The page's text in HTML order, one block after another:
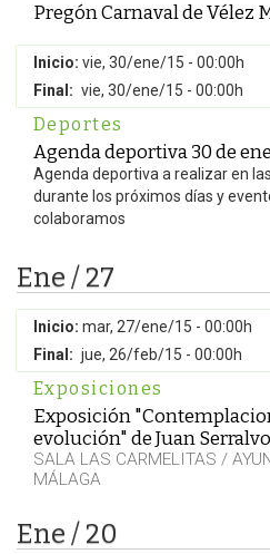
Pregón Carnaval de Vélez
Inicio: vie, 30/ene/15 - 00:00h
Final: vie, 30/ene/15 - 00:00h
Deportes
Agenda deportiva 30 de
Agenda deportiva a realizar en
durante los próximos días y
colaboramos
Ene / 27
Inicio: mar, 27/ene/15 - 00:00h
Final: jue, 26/feb/15 - 00:00h
Exposiciones
Exposición
evolución" de Juan Serralvo
SALA LAS CARMELITAS /
MÁLAGA
Ene / 20